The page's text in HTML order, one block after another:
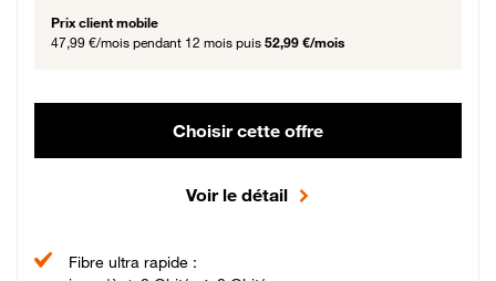
Prix client mobile
47,99 €/mois pendant 12 mois puis 52,99 €/mois
Choisir cette offre
Voir le détail
Fibre ultra rapide :